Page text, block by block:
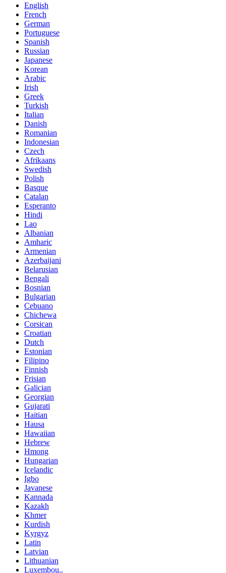
English
French
German
Portuguese
Spanish
Russian
Japanese
Korean
Arabic
Irish
Greek
Turkish
Italian
Danish
Romanian
Indonesian
Czech
Afrikaans
Swedish
Polish
Basque
Catalan
Esperanto
Hindi
Lao
Albanian
Amharic
Armenian
Azerbaijani
Belarusian
Bengali
Bosnian
Bulgarian
Cebuano
Chichewa
Corsican
Croatian
Dutch
Estonian
Filipino
Finnish
Frisian
Galician
Georgian
Gujarati
Haitian
Hausa
Hawaiian
Hebrew
Hmong
Hungarian
Icelandic
Igbo
Javanese
Kannada
Kazakh
Khmer
Kurdish
Kyrgyz
Latin
Latvian
Lithuanian
Luxembou..